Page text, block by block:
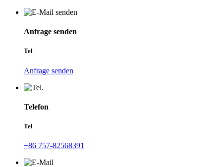
Anfrage senden
Tel
Anfrage senden
Telefon
Tel
+86 757-82568391